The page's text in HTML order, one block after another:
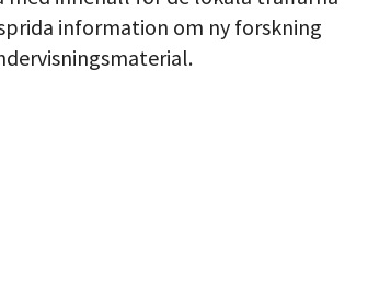
information om ny forskning